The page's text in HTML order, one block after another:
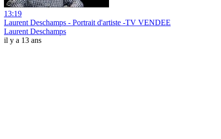
13:19
Laurent Deschamps - Portrait d'artiste -TV VENDEE
Laurent Deschamps
il y a 13 ans